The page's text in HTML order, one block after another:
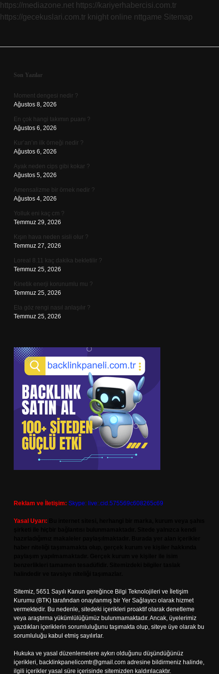
https://mediazone.net https://kariyerhabercisi.com.tr
https://gecekuslari.com.tr knight online nttgame Sitemap
Sidebar
Son Yazılar
Moment dengesi nedir ?
Ağustos 8, 2026
En çok hangi takımın puanı ?
Ağustos 6, 2026
Kur’an’ın ilk örneği nedir ?
Ağustos 6, 2026
Ayak neden cips gibi kokar ?
Ağustos 5, 2026
Amensalizme bir örnek nedir ?
Ağustos 4, 2026
Yolluk eni kaç cm ?
Temmuz 29, 2026
Kışın hava neden sisli olur ?
Temmuz 27, 2026
Loreal 8.11 kaç dakika bekletilir ?
Temmuz 25, 2026
Kinetik enerji korunumlu mu ?
Temmuz 25, 2026
Ela göz rengi nasıl anlaşılır ?
Temmuz 25, 2026
Reklam ve İletişim: Skype: live:.cid.575569c608265c69
Yasal Uyarı:
Sitemiz, 5651 Sayılı Kanun gereğince Bilgi Teknolojileri ve İletişim
Kurumu (BTK) tarafından onaylanmış bir Yer Sağlayıcı olarak hizmet
vermektedir. Bu nedenle, sitedeki içerikleri proaktif olarak denetleme
veya araştırma yükümlülüğümüz bulunmamaktadır. Ancak, üyelerimiz
yazdıkları içeriklerin sorumluluğunu taşımakta olup, siteye üye olarak bu
sorumluluğu kabul etmiş sayılırlar.
Hukuka ve yasal düzenlemelere aykırı olduğunu düşündüğünüz
içerikleri, backlinkpanelicomtr@gmail.com adresine bildirmeniz halinde,
ilgili içerikler yasal süre içerisinde sitemizden kaldırılacaktır.